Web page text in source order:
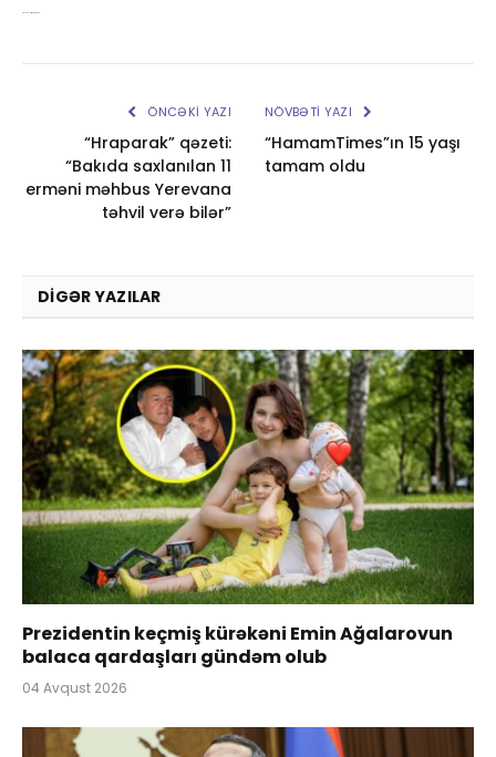
ÖNCƏKI YAZI
“Hraparak” qəzeti:
“Bakıda saxlanılan 11
erməni məhbus Yerevana
təhvil verə bilər”
NÖVBƏTI YAZI
“HamamTimes”ın 15 yaşı
tamam oldu
DIGƏR YAZILAR
Prezidentin keçmiş kürəkəni Emin Ağalarovun
balaca qardaşları gündəm olub
04 Avqust 2026